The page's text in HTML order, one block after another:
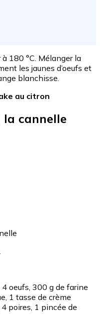
180 °C. Mélanger la
les jaunes d’oeufs et
blanchisse.
au citron
la cannelle
4 oeufs, 300 g de farine
1 tasse de crème
poires, 1 pincée de